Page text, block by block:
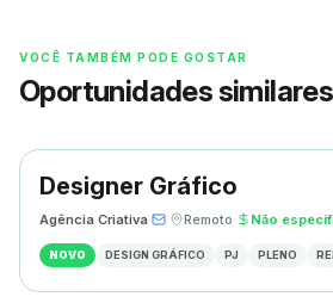
VOCÊ TAMBÉM PODE GOSTAR
Oportunidades similares
Designer Gráfico
Agência Criativa· · Remoto· Não
NOVO DESIGN GRÁFICO PJ PLENO